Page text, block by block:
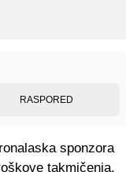
RASPORED
sponzora
takmičenja.